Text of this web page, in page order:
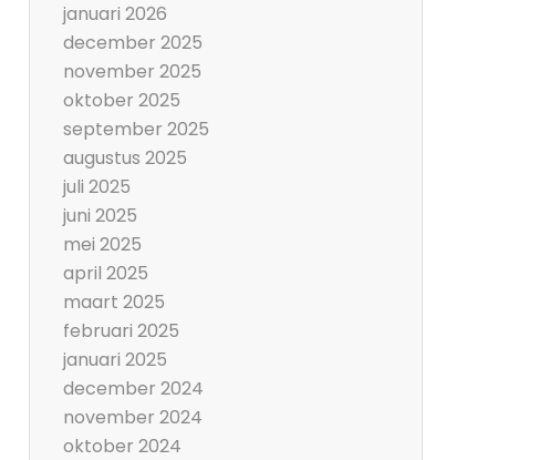
januari 2026
december 2025
november 2025
oktober 2025
september 2025
augustus 2025
juli 2025
juni 2025
mei 2025
april 2025
maart 2025
februari 2025
januari 2025
december 2024
november 2024
oktober 2024